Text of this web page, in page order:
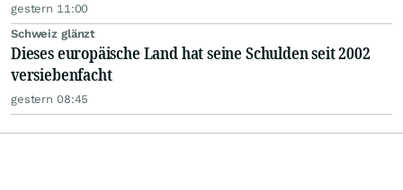
gestern 11:00
Schweiz glänzt
Dieses europäische Land hat seine Schulden seit 2002
versiebenfacht
gestern 08:45